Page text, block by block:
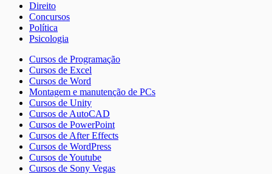
Direito
Concursos
Política
Psicologia
Cursos de Programação
Cursos de Excel
Cursos de Word
Montagem e manutenção de PCs
Cursos de Unity
Cursos de AutoCAD
Cursos de PowerPoint
Cursos de After Effects
Cursos de WordPress
Cursos de Youtube
Cursos de Sony Vegas